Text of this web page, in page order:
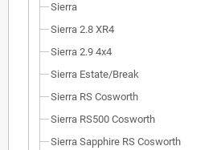
Sierra
Sierra 2.8 XR4
Sierra 2.9 4x4
Sierra Estate/Break
Sierra RS Cosworth
Sierra RS500 Cosworth
Sierra Sapphire RS Cosworth